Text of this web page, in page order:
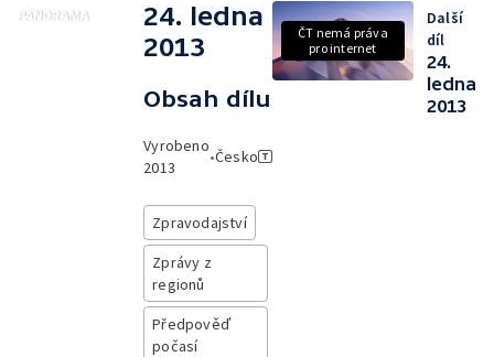
24. ledna
2013
Obsah dílu
Vyrobeno
2013
•Česko
Zpravodajství
Zprávy z
regionů
Předpověď
počasí
ČT nemá práva
pro internet
Další
díl
24.
ledna
2013